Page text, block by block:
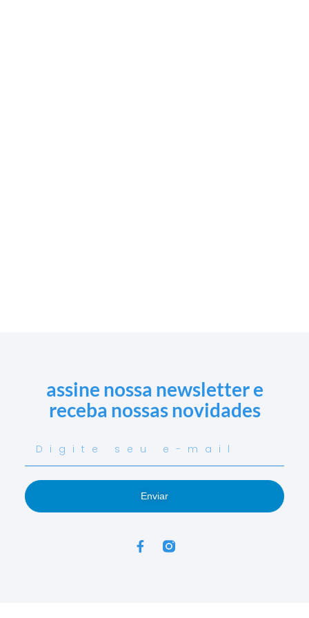
assine nossa newsletter e
receba nossas novidades
Enviar